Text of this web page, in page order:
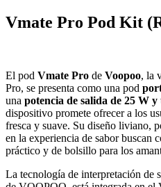
Vmate Pro Pod Kit
El pod Vmate Pro de Voopoo, la
Pro, se presenta como una pod
una potencia de salida de 25 W
dispositivo promete ofrecer a los
fresca y suave. Su diseño liviano,
en la experiencia de sabor buscan
práctico y de bolsillo para los
La tecnología de interpretación de